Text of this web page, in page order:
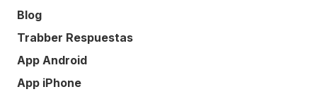
Blog
Trabber Respuestas
App Android
App iPhone